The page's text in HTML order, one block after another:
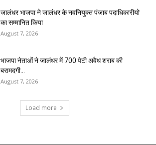
जालंधर भाजपा ने जालंधर के नवनियुक्त पंजाब पदाधिकारीयो
का सम्मानित किया
August 7, 2026
भाजपा नेताओं ने जालंधर में 700 पेटी अवैध शराब की
बरामदगी...
August 7, 2026
Load more